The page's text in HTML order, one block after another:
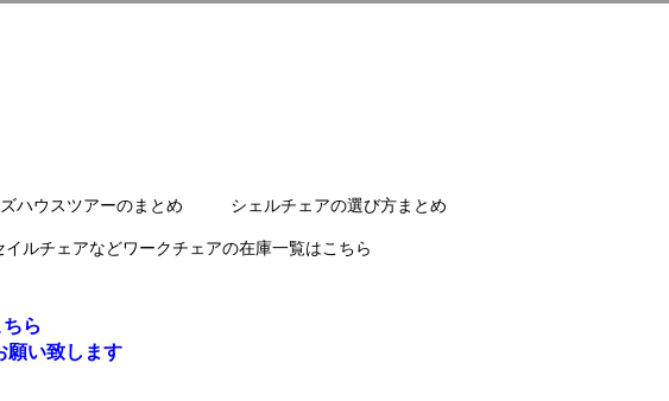
ハウスツアーのまとめ シェルチェアの選び方まとめ
イルチェアなどワークチェアの在庫一覧はこちら
ら
願い致します